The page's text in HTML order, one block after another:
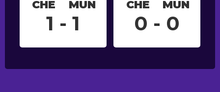
CHE MUN
1 - 1
CHE MUN
0 - 0